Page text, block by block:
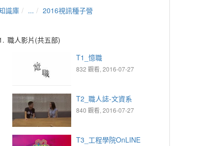
識庫 ... 2016視訊種子營
職人影片(共五部)
T1_憶職
832 觀看, 2016-07-27
T2_職人誌-文資系
840 觀看, 2016-07-27
T3_工程學院OnLINE